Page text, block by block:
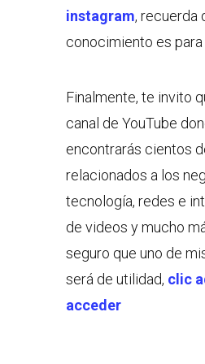
instagram, recuerda
conocimiento es para
Finalmente, te invito
canal de YouTube
encontrarás cientos
relacionados a los
tecnología, redes e
de videos y mucho
seguro que uno de
será de utilidad, clic
acceder